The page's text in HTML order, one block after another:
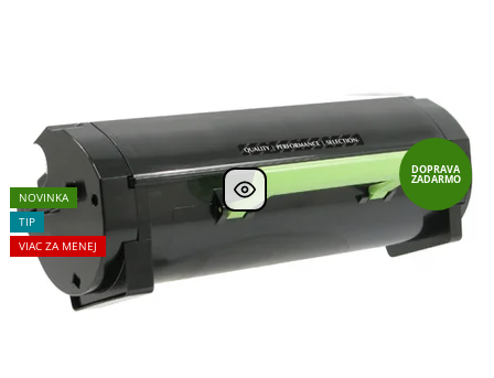
NOVINKA
TIP
VIAC ZA MENEJ
DOPRAVA
ZADARMO